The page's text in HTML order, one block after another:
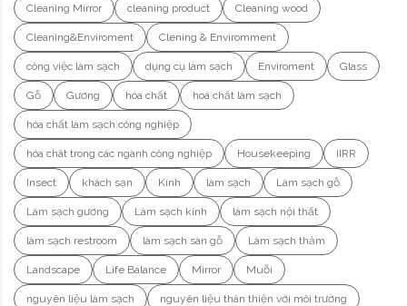
Cleaning Mirror cleaning product Cleaning wood
Cleaning&Enviroment Clening & Enviromment
công việc làm sạch dụng cụ làm sạch Enviroment Glass
Gỗ Gương hóa chất hoá chất làm sạch
hóa chất làm sạch công nghiệp
hóa chât trong các ngành công nghiệp Housekeeping IIRR
Insect khách sạn Kính làm sạch Làm sạch gỗ
Làm sạch gương Làm sạch kính làm sạch nội thất
làm sạch restroom làm sạch sàn gỗ Làm sạch thảm
Landscape Life Balance Mirror Muỗi
nguyên liệu làm sạch nguyên liệu thân thiện với môi trường